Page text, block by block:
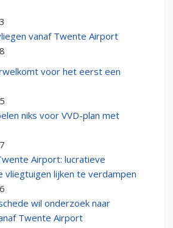
vanaf Twente Airport
voor het eerst een
niks voor VVD-plan met
Airport: lucratieve
vliegtuigen lijken te verdampen
wil onderzoek naar
Twente Airport